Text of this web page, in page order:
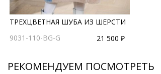
ТРЕХЦВЕТНАЯ ШУБА ИЗ ШЕРСТИ
9031-110-BG-G
21 500 ₽
РЕКОМЕНДУЕМ ПОСМОТРЕТЬ